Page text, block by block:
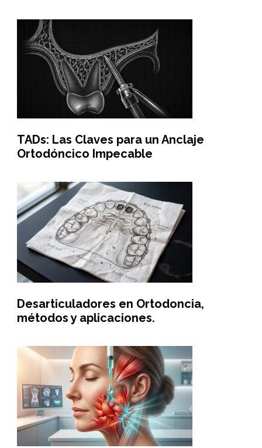
TADs: Las Claves para un Anclaje
Ortodóncico Impecable
Desarticuladores en Ortodoncia,
métodos y aplicaciones.